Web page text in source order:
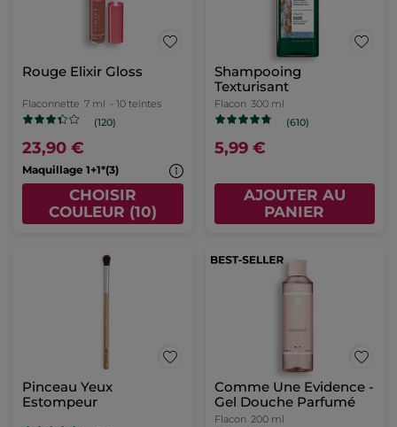
Rouge Elixir Gloss
Flaconnette 7 ml - 10 teintes
(120)
23,90 €
Maquillage 1+1*(3)
CHOISIR
COULEUR (10)
Shampooing
Texturisant
Flacon 300 ml
(610)
5,99 €
AJOUTER AU
PANIER
Pinceau Yeux
Estompeur
Comme Une Evidence -
Gel Douche Parfumé
Flacon 200 ml